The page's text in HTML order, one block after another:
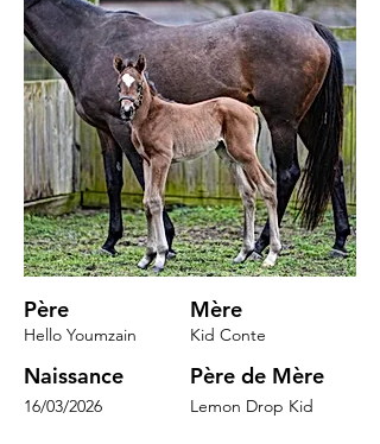
Père
Hello Youmzain
Naissance
16/03/2026
Mère
Kid Conte
Père de Mère
Lemon Drop Kid